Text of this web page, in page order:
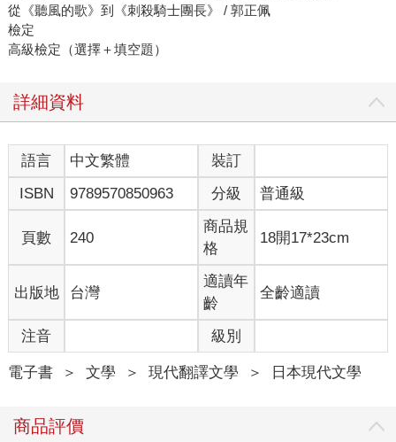
從《聽風的歌》到《刺殺騎士團長》 / 郭正佩
檢定
高級檢定（選擇＋填空題）
詳細資料
語言 中文繁體
裝訂
ISBN
9789570850963 分級 普通級
頁數 240
商品規
格
18開17*23cm
出版地 台灣
適讀年
齡
全齡適讀
注音 級別
電子書 ＞ 文學 ＞ 現代翻譯文學 ＞ 日本現代文學
商品評價